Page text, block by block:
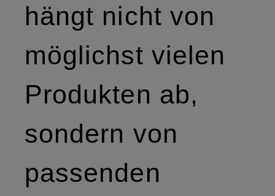
hängt nicht von
möglichst vielen
Produkten ab,
sondern von
passenden